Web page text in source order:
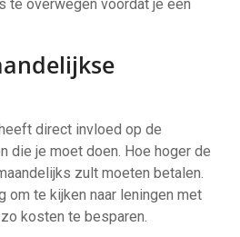
te overwegen voordat je een
direct invloed op de
die je moet doen. Hoe hoger de
zult moeten betalen.
om te kijken naar leningen met
kosten te besparen.